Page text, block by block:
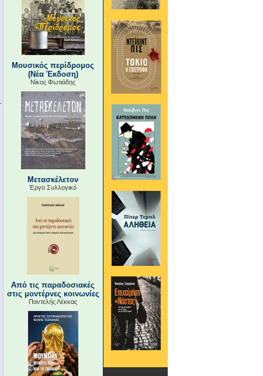
Μουσικός περίδρομος
(Νέα Έκδοση)
Νίκος Φωτιάδης
Μετασκέλετον
Έργο Συλλογικό
Από τις παραδοσιακές
στις μοντέρνες κοινωνίες
Παντελής Λέκκας